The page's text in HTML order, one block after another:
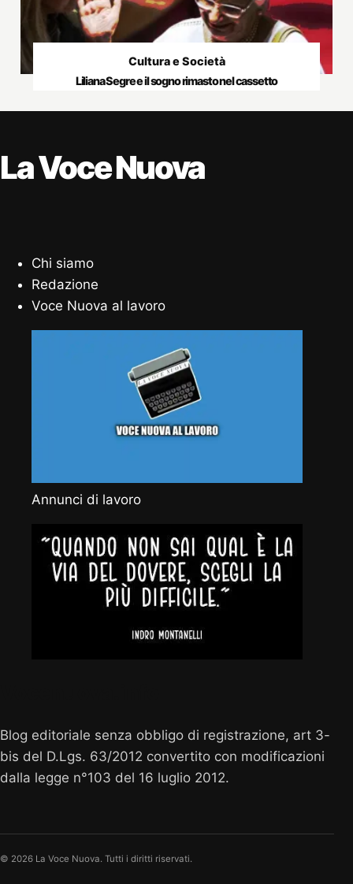
Cultura e Società
Liliana Segre e il sogno rimasto nel cassetto
La Voce Nuova
Chi siamo
Redazione
Voce Nuova al lavoro
Annunci di lavoro
Blog editoriale senza obbligo di registrazione, art 3-
bis del D.Lgs. 63/2012 convertito con modificazioni
dalla legge n°103 del 16 luglio 2012.
© 2026 La Voce Nuova. Tutti i diritti riservati.